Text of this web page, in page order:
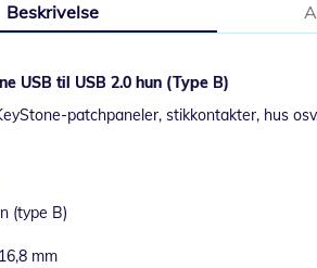
Beskrivelse
USB til USB 2.0 hun (Type B)
patchpaneler, stikkontakter, hus
(type B)
mm